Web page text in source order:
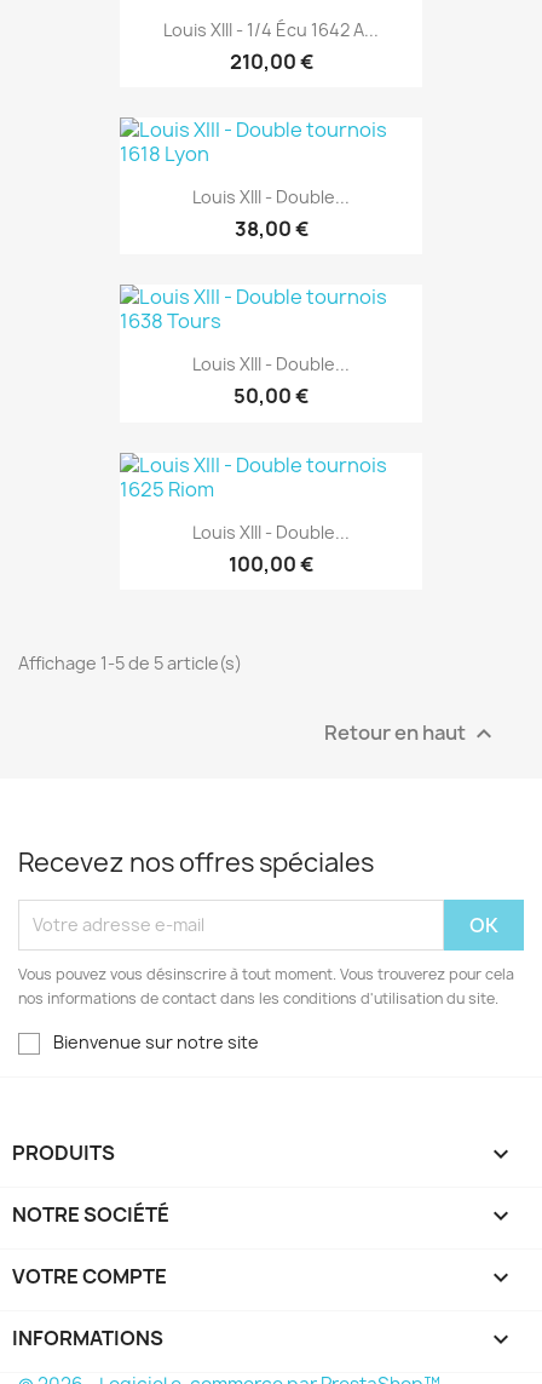
Louis XIII - 1/4 Écu 1642 A...
210,00 €
Louis XIII - Double...
38,00 €
Louis XIII - Double...
50,00 €
Louis XIII - Double...
100,00 €
Affichage 1-5 de 5 article(s)
Retour en haut 
Recevez nos offres spéciales
Vous pouvez vous désinscrire à tout moment. Vous trouverez pour cela
nos informations de contact dans les conditions d'utilisation du site.
Bienvenue sur notre site
PRODUITS 
NOTRE SOCIÉTÉ 
VOTRE COMPTE 
INFORMATIONS keyboard_arrow_down